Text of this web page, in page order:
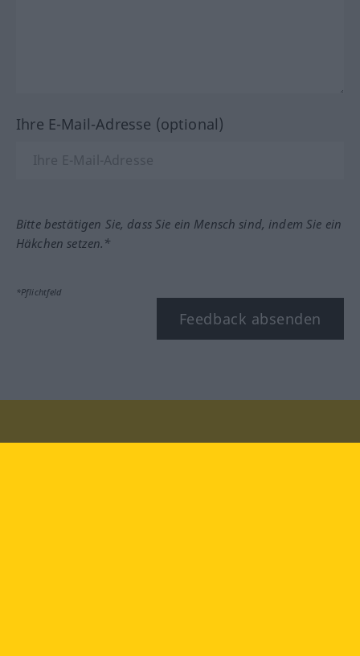
Ihre E-Mail-Adresse (optional)
Bitte bestätigen Sie, dass Sie ein Mensch sind, indem Sie ein
Häkchen setzen.*
*Pflichtfeld
Feedback absenden
Besuchen Sie uns auf: